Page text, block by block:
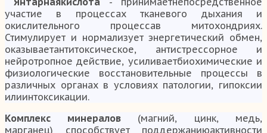
участие в процессах тканевого дыхания и
окислительного процессав митохондриях.
Стимулирует и нормализует энергетический обмен,
оказываетантитоксическое, антистрессорное и
нейротропное действие, усиливаетбиохимические и
физиологические восстановительные процессы в
различных органах в условиях патологии, гипоксии
илиинтоксикации.
Комплекс минералов(магний, цинк, медь,
марганец) способствует поддержаниюактивности